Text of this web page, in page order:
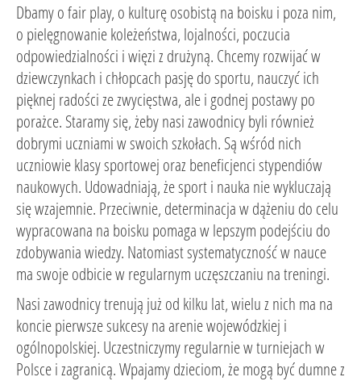
Dbamy o fair play, o kulturę osobistą na boisku i poza nim,
o pielęgnowanie koleżeństwa, lojalności, poczucia
odpowiedzialności i więzi z drużyną. Chcemy rozwijać w
dziewczynkach i chłopcach pasję do sportu, nauczyć ich
pięknej radości ze zwycięstwa, ale i godnej postawy po
porażce. Staramy się, żeby nasi zawodnicy byli również
dobrymi uczniami w swoich szkołach. Są wśród nich
uczniowie klasy sportowej oraz beneficjenci stypendiów
naukowych. Udowadniają, że sport i nauka nie wykluczają
się wzajemnie. Przeciwnie, determinacja w dążeniu do celu
wypracowana na boisku pomaga w lepszym podejściu do
zdobywania wiedzy. Natomiast systematyczność w nauce
ma swoje odbicie w regularnym uczęszczaniu na treningi.
Nasi zawodnicy trenują już od kilku lat, wielu z nich ma na
koncie pierwsze sukcesy na arenie wojewódzkiej i
ogólnopolskiej. Uczestniczymy regularnie w turniejach w
Polsce i zagranicą. Wpajamy dzieciom, że mogą być dumne z